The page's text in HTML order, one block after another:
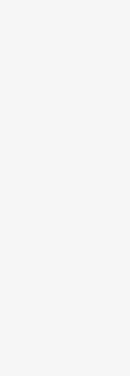
pozwalający
potrzebuje ich do
ustalenia czy
są następujące
dotyczą lub na
danych
realizowanych
administrator nie może
interesów, praw i
danych
przetwarzania, którego
przetwarzanie Pani/
dobrowolne albo jest
profilowaniu.